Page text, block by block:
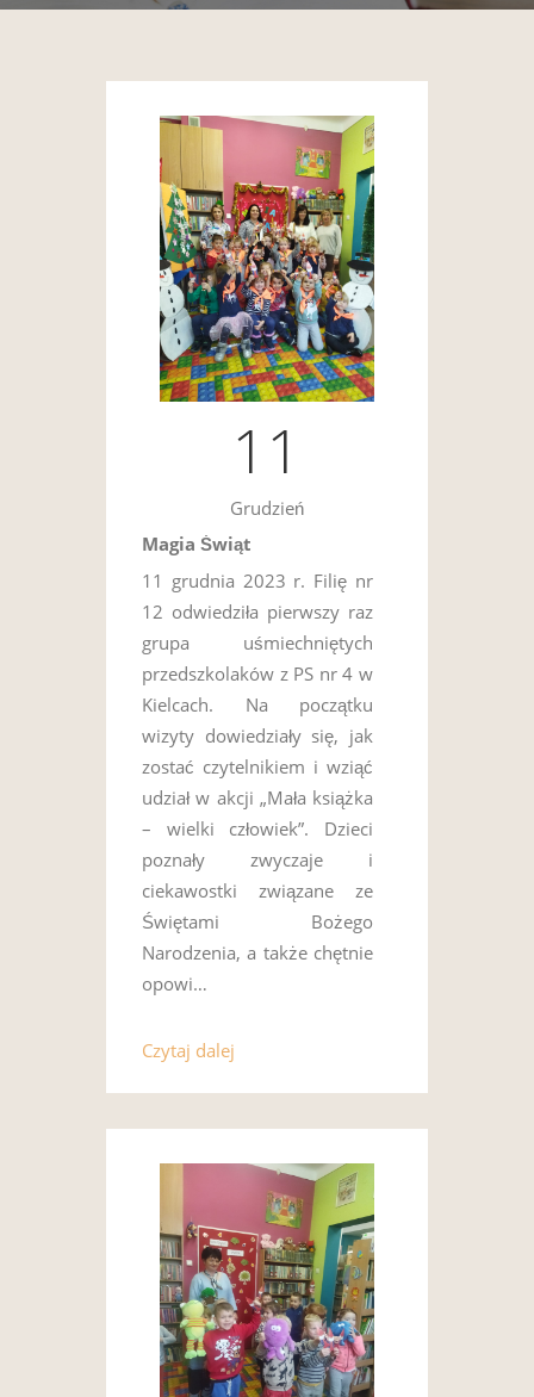
11
Grudzień
Magia Świąt
11 grudnia 2023 r. Filię nr
12 odwiedziła pierwszy raz
grupa uśmiechniętych
przedszkolaków z PS nr 4 w
Kielcach. Na początku
wizyty dowiedziały się, jak
zostać czytelnikiem i wziąć
udział w akcji „Mała książka
– wielki człowiek”. Dzieci
poznały zwyczaje i
ciekawostki związane ze
Świętami Bożego
Narodzenia, a także chętnie
opowi…
Czytaj dalej